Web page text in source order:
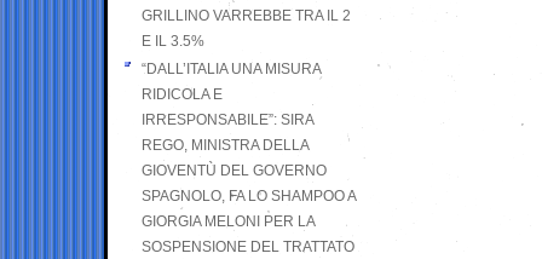
GRILLINO VARREBBE TRA IL 2
E IL 3.5%
“DALL’ITALIA UNA MISURA
RIDICOLA E
IRRESPONSABILE”: SIRA
REGO, MINISTRA DELLA
GIOVENTÙ DEL GOVERNO
SPAGNOLO, FA LO SHAMPOO A
GIORGIA MELONI PER LA
SOSPENSIONE DEL TRATTATO